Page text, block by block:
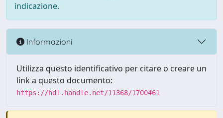
indicazione.
Informazioni
Utilizza questo identificativo per citare o creare un
link a questo documento:
https://hdl.handle.net/11368/1700461